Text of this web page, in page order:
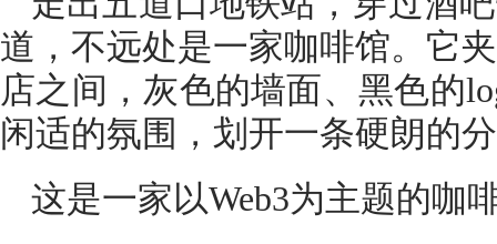
道，不远处是一家咖啡馆。它
店之间，灰色的墙面、黑色的
闲适的氛围，划开一条硬朗的
这是一家以Web3为主题的咖